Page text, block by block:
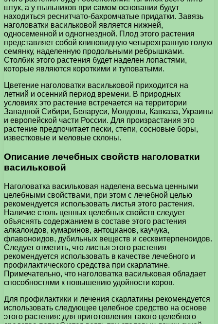
штук, а у пыльников при самом основании будут
находиться реснитчато-бахромчатые придатки. Завязь
наголоватки васильковой является нижней,
односеменной и одногнездной. Плод этого растения
представляет собой клиновидную четырехгранную голую
семянку, наделенную продольными ребрышками.
Столбик этого растения будет наделен лопастями,
которые являются короткими и туповатыми.
Цветение наголоватки васильковой приходится на
летний и осенний период времени. В природных
условиях это растение встречается на территории
Западной Сибири, Беларуси, Молдовы, Кавказа, Украины
и европейской части России. Для произрастания это
растение предпочитает пески, степи, сосновые боры,
известковые и меловые склоны.
Описание лечебных свойств наголоватки
васильковой
Наголоватка васильковая наделена весьма ценными
целебными свойствами, при этом с лечебной целью
рекомендуется использовать листья этого растения.
Наличие столь ценных целебных свойств следует
объяснять содержанием в составе этого растения
алкалоидов, кумаринов, антоцианов, каучука,
флавоноидов, дубильных веществ и сесквитерпеноидов.
Следует отметить, что листья этого растения
рекомендуется использовать в качестве лечебного и
профилактического средства при скарлатине.
Примечательно, что наголоватка васильковая обладает
способностями к повышению удойности коров.
Для профилактики и лечения скарлатины рекомендуется
использовать следующее целебное средство на основе
этого растения: для приготовления такого целебного